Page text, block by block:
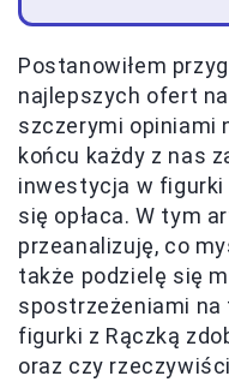
Postanowiłem
najlepszych ofert
szczerymi opiniami
końcu każdy z nas
inwestycja w figurki
się opłaca. W tym
przeanalizuję, co
także podzielę się
spostrzeżeniami
figurki z Rączką
oraz czy